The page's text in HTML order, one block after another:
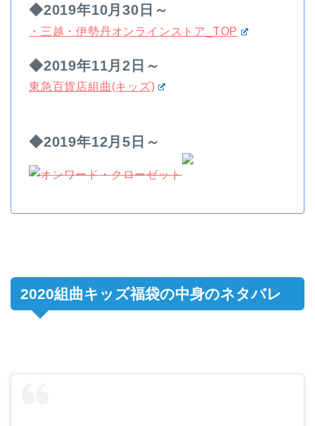
◆2019年10月30日～
・三越・伊勢丹オンラインストア_TOP
◆2019年11月2日～
東急百貨店組曲(キッズ)
◆2019年12月5日～
2020組曲キッズ福袋の中身のネタバレ